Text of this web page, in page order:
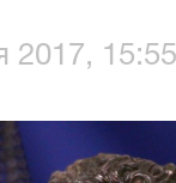
2017, 15:55